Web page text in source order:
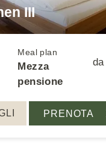
III
Meal plan
Mezza
pensione
da
PRENOTA